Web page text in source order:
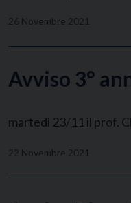
26 Novembre 2021
Avviso 3°
martedì 23/11 il prof.
22 Novembre 2021